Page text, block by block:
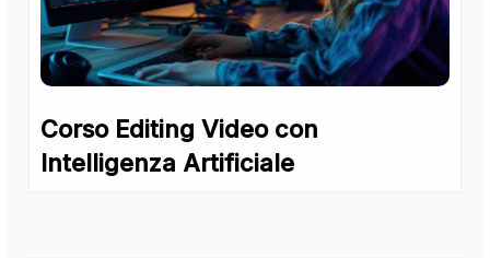
Corso Editing Video con
Intelligenza Artificiale